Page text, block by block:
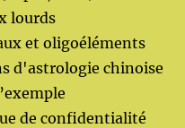
lourds
et oligoéléments
d'astrologie chinoise
de confidentialité